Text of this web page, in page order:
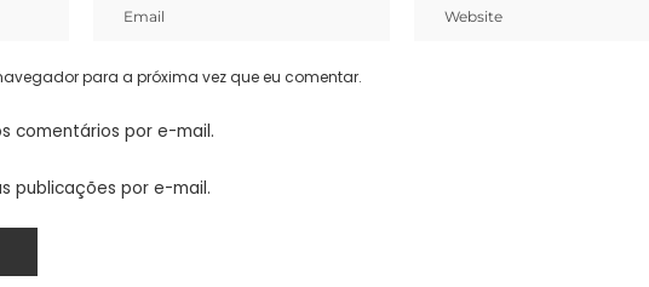
para a próxima vez que eu comentar.
comentários por e-mail.
publicações por e-mail.